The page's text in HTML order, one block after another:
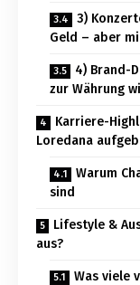
3)
Geld – aber
4) Brand-
zur Währung
Karriere-
Loredana
Warum
sind
Lifestyle &
aus?
Was viele